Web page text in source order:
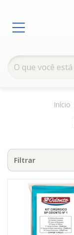
Início
Filtrar